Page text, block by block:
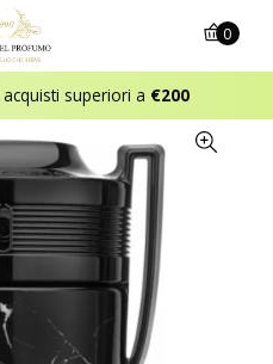
superiori a €200
0